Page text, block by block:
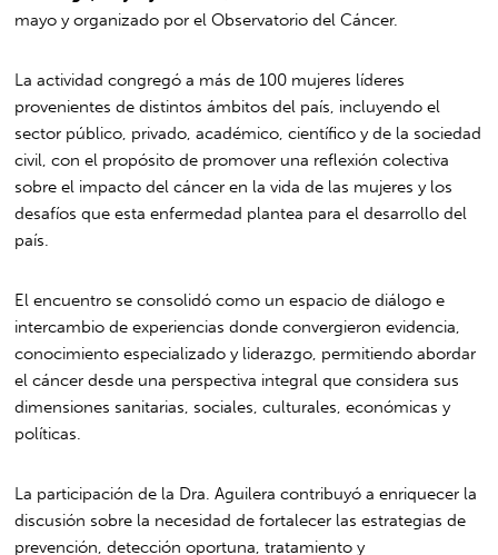
mayo y organizado por el Observatorio del Cáncer.
La actividad congregó a más de 100 mujeres líderes
provenientes de distintos ámbitos del país, incluyendo el
sector público, privado, académico, científico y de la sociedad
civil, con el propósito de promover una reflexión colectiva
sobre el impacto del cáncer en la vida de las mujeres y los
desafíos que esta enfermedad plantea para el desarrollo del
país.
El encuentro se consolidó como un espacio de diálogo e
intercambio de experiencias donde convergieron evidencia,
conocimiento especializado y liderazgo, permitiendo abordar
el cáncer desde una perspectiva integral que considera sus
dimensiones sanitarias, sociales, culturales, económicas y
políticas.
La participación de la Dra. Aguilera contribuyó a enriquecer la
discusión sobre la necesidad de fortalecer las estrategias de
prevención, detección oportuna, tratamiento y